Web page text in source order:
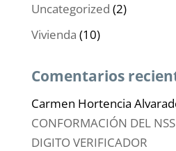
Uncategorized (2)
Vivienda (10)
Comentarios
Carmen Hortencia
CONFORMACIÓN DEL
DIGITO VERIFICADOR